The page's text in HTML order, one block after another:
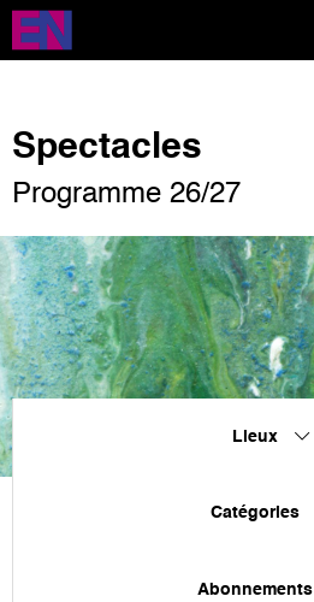
Aller
contenu
Spectacles
Programme 26/27
Lieux
Catégories
Abonnements